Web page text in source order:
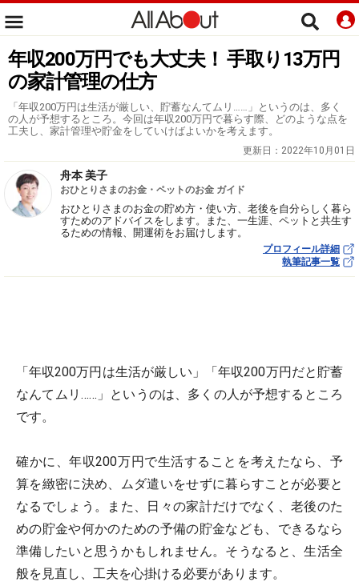
年収200万円でも大丈夫！ 手取り13万円
の家計管理の仕方
「年収200万円は生活が厳しい、貯蓄なんてムリ……」というのは、多く
の人が予想するところ。今回は年収200万円で暮らす際、どのような点を
工夫し、家計管理や貯金をしていけばよいかを考えます。
更新日： 2022年10月01日
舟本 美子
おひとりさまのお金・ペットのお金 ガイド
おひとりさまのお金の貯め方・使い方、老後を自分らしく暮ら
すためのアドバイスをします。また、一生涯、ペットと共生す
るための情報、開運術をお届けします。
プロフィール詳細
執筆記事一覧
「年収200万円は生活が厳しい」「年収200万円だと貯蓄
なんてムリ……」というのは、多くの人が予想するところ
です。
確かに、年収200万円で生活することを考えたなら、予
算を緻密に決め、ムダ遣いをせずに暮らすことが必要と
なるでしょう。また、日々の家計だけでなく、老後のた
めの貯金や何かのための予備の貯金なども、できるなら
準備したいと思うかもしれません。そうなると、生活全
般を見直し、工夫を心掛ける必要があります。